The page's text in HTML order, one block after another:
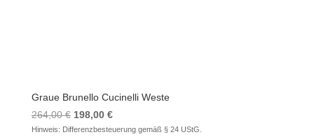
Graue Brunello Cucinelli Weste
264,00€ Ursprünglicher
Preis
198,00 €Aktueller
Preis
Hinweis: Differenzbesteuerung gemäß § 24 UStG.